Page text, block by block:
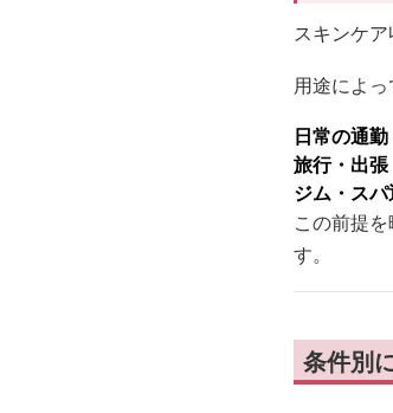
スキンケア
用途によっ
日常の通
旅行・出張
ジム・ス
この前提
す。
条件別